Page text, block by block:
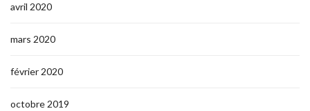
avril 2020
mars 2020
février 2020
octobre 2019